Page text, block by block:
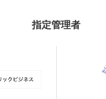
指定管理者